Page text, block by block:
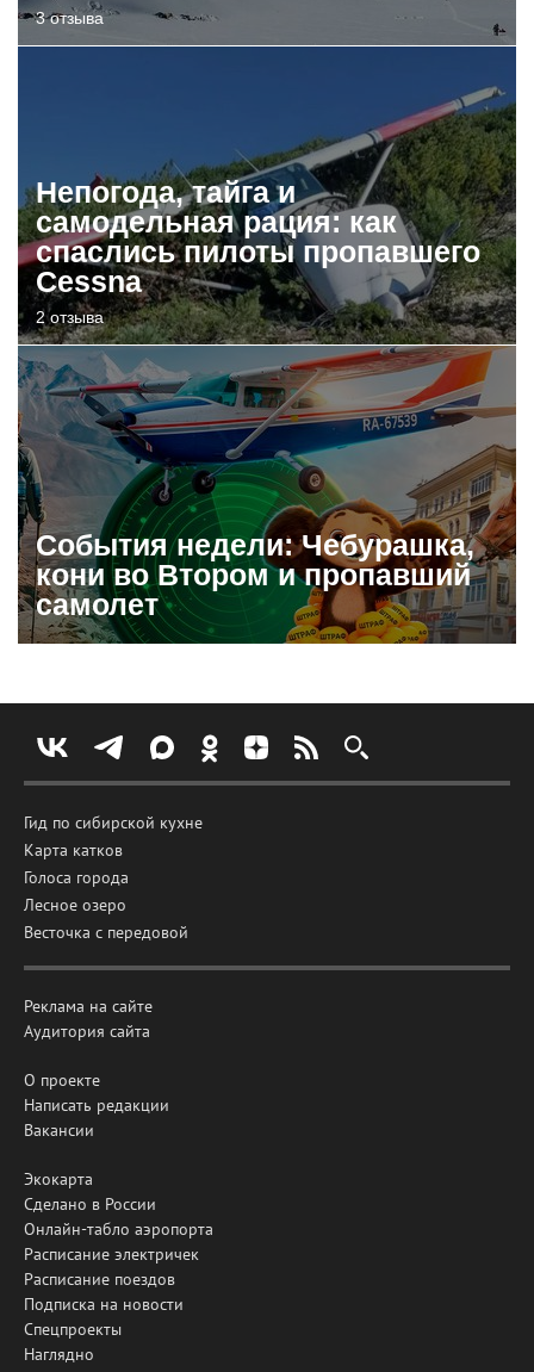
3 отзыва
Непогода, тайга и
самодельная рация: как
спаслись пилоты пропавшего
Cessna
2 отзыва
События недели: Чебурашка,
кони во Втором и пропавший
самолет
Гид по сибирской кухне
Карта катков
Голоса города
Лесное озеро
Весточка с передовой
Реклама на сайте
Аудитория сайта
О проекте
Написать редакции
Вакансии
Экокарта
Сделано в России
Онлайн-табло аэропорта
Расписание электричек
Расписание поездов
Подписка на новости
Спецпроекты
Наглядно